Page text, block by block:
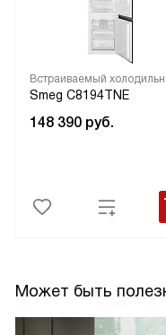
Встраиваемый
Smeg C8194TNE
148 390 руб.
Может быть